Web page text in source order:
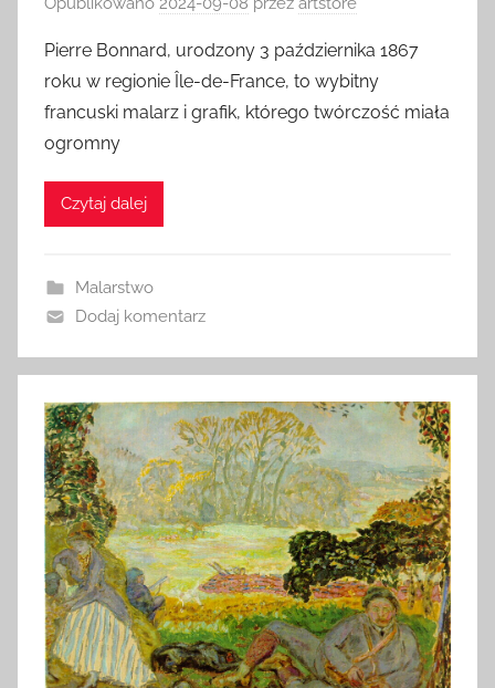
Pierre Bonnard, urodzony 3 października 1867
roku w regionie Île-de-France, to wybitny
francuski malarz i grafik, którego twórczość miała
ogromny
Czytaj dalej
Malarstwo
Dodaj komentarz